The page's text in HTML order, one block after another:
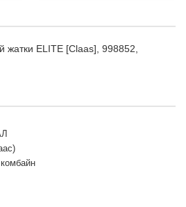
жатки ELITE [Claas], 998852,